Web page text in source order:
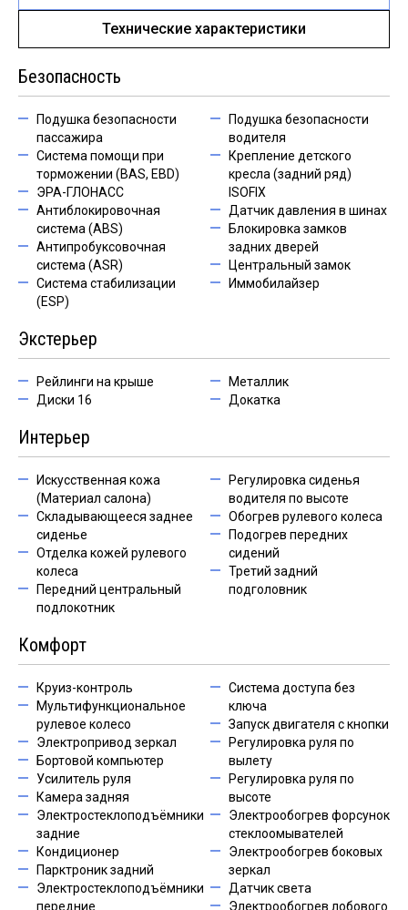
Технические характеристики
Безопасность
Подушка безопасности
пассажира
Система помощи при
торможении (BAS, EBD)
ЭРА-ГЛОНАСС
Антиблокировочная
система (ABS)
Антипробуксовочная
система (ASR)
Система стабилизации
(ESP)
Подушка безопасности
водителя
Крепление детского
кресла (задний ряд)
ISOFIX
Датчик давления в шинах
Блокировка замков
задних дверей
Центральный замок
Иммобилайзер
Экстерьер
Рейлинги на крыше
Диски 16
Металлик
Докатка
Интерьер
Искусственная кожа
(Материал салона)
Складывающееся заднее
сиденье
Отделка кожей рулевого
колеса
Передний центральный
подлокотник
Регулировка сиденья
водителя по высоте
Обогрев рулевого колеса
Подогрев передних
сидений
Третий задний
подголовник
Комфорт
Круиз-контроль
Мультифункциональное
рулевое колесо
Электропривод зеркал
Бортовой компьютер
Усилитель руля
Камера задняя
Электростеклоподъёмники
задние
Кондиционер
Парктроник задний
Электростеклоподъёмники
передние
Система доступа без
ключа
Запуск двигателя с кнопки
Регулировка руля по
вылету
Регулировка руля по
высоте
Электрообогрев форсунок
стеклоомывателей
Электрообогрев боковых
зеркал
Датчик света
Электрообогрев лобового